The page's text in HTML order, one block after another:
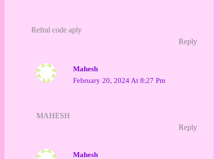
Refral code aply
Reply
Mahesh
February 20, 2024 At 8:27 Pm
MAHESH
Reply
Mahesh